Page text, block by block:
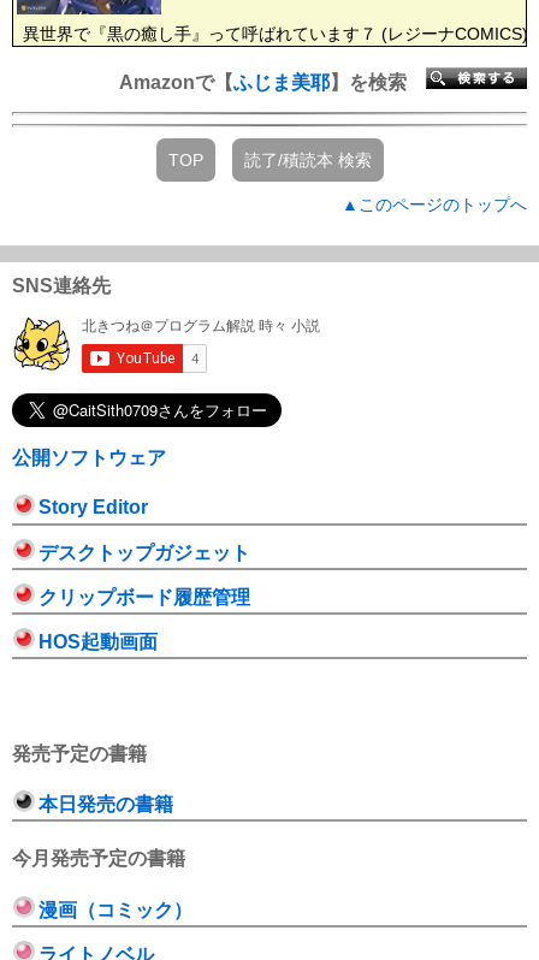
異世界で『黒の癒し手』って呼ばれています７ (レジーナCOMICS)
Amazonで【ふじま美耶】を検索
TOP 読了/積読本 検索
▲このページのトップへ
SNS連絡先
公開ソフトウェア
Story Editor
デスクトップガジェット
クリップボード履歴管理
HOS起動画面
発売予定の書籍
本日発売の書籍
今月発売予定の書籍
漫画（コミック）
ライトノベル